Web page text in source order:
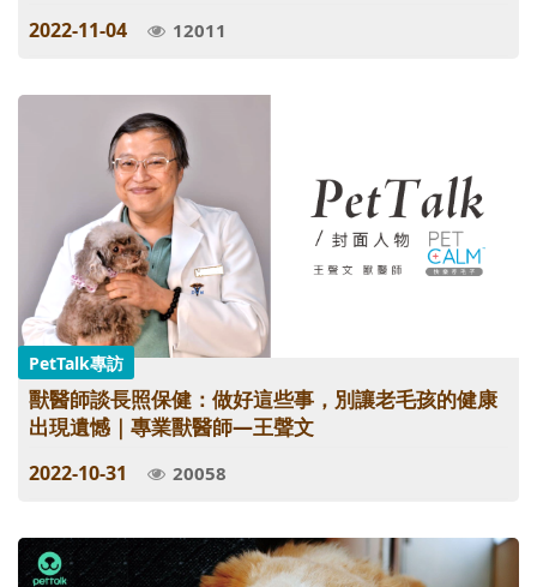
2022-11-04 12011
PetTalk專訪
獸醫師談長照保健：做好這些事，別讓老毛孩的健康
出現遺憾｜專業獸醫師—王聲文
2022-10-31 20058